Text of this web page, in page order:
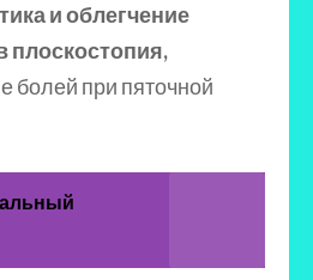
и облегчение
плоскостопия,
болей при пяточной